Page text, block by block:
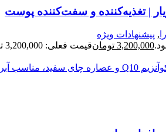
| تغذیه‌کننده و سفت‌کننده پوست
, پیشنهادات ویژه
3,200,000 تومانقیمت فعلی: 3,200,000 تومان.